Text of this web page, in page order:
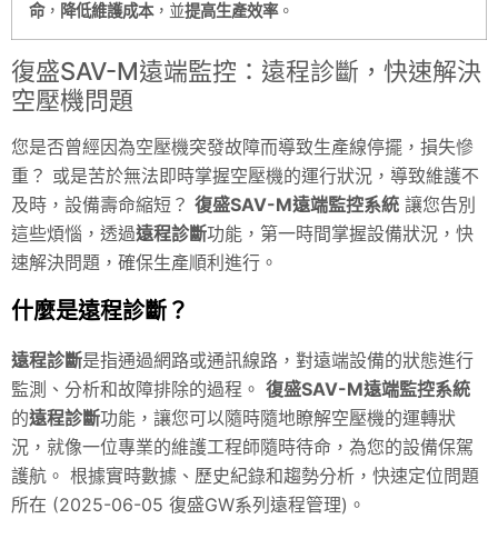
命， 降低維護成本，並提高生產效率。
復盛SAV-M遠端監控：遠程診斷，快速解決
空壓機問題
您是否曾經因為空壓機突發故障而導致生產線停擺，損失慘
重？ 或是苦於無法即時掌握空壓機的運行狀況，導致維護不
及時，設備壽命縮短？ 復盛SAV-M遠端監控系統 讓您告別
這些煩惱，透過遠程診斷功能，第一時間掌握設備狀況，快
速解決問題，確保生產順利進行。
什麼是遠程診斷？
遠程診斷是指通過網路或通訊線路，對遠端設備的狀態進行
監測、分析和故障排除的過程。 復盛SAV-M遠端監控系統
的遠程診斷功能，讓您可以隨時隨地瞭解空壓機的運轉狀
況，就像一位專業的維護工程師隨時待命，為您的設備保駕
護航。 根據實時數據、歷史紀錄和趨勢分析，快速定位問題
所在 (2025-06-05 復盛GW系列遠程管理)。